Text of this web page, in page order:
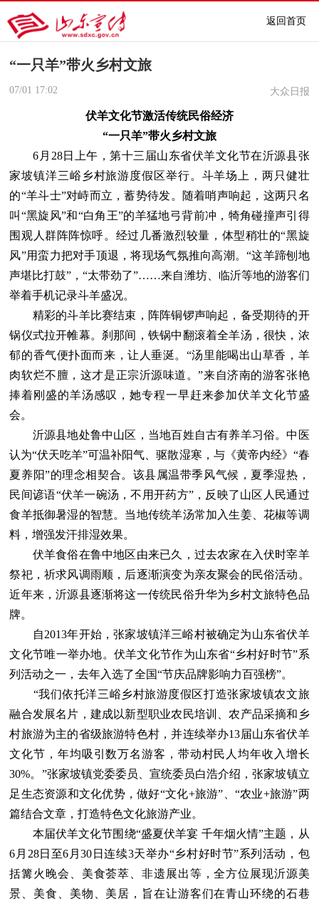
返回首页
“一只羊”带火乡村文旅
07/01 17:02 大众日报
伏羊文化节激活传统民俗经济
“一只羊”带火乡村文旅
6月28日上午，第十三届山东省伏羊文化节在沂源县张
家坡镇洋三峪乡村旅游度假区举行。斗羊场上，两只健壮
的“羊斗士”对峙而立，蓄势待发。随着哨声响起，这两只名
叫“黑旋风”和“白角王”的羊猛地弓背前冲，犄角碰撞声引得
围观人群阵阵惊呼。经过几番激烈较量，体型稍壮的“黑旋
风”用蛮力把对手顶退，将现场气氛推向高潮。“这羊蹄刨地
声堪比打鼓”，“太带劲了”……来自潍坊、临沂等地的游客们
举着手机记录斗羊盛况。
精彩的斗羊比赛结束，阵阵铜锣声响起，备受期待的开
锅仪式拉开帷幕。刹那间，铁锅中翻滚着全羊汤，很快，浓
郁的香气便扑面而来，让人垂涎。“汤里能喝出山草香，羊
肉软烂不膻，这才是正宗沂源味道。”来自济南的游客张艳
捧着刚盛的羊汤感叹，她专程一早赶来参加伏羊文化节盛
会。
沂源县地处鲁中山区，当地百姓自古有养羊习俗。中医
认为“伏天吃羊”可温补阳气、驱散湿寒，与《黄帝内经》“春
夏养阳”的理念相契合。该县属温带季风气候，夏季湿热，
民间谚语“伏羊一碗汤，不用开药方”，反映了山区人民通过
食羊抵御暑湿的智慧。当地传统羊汤常加入生姜、花椒等调
料，增强发汗排湿效果。
伏羊食俗在鲁中地区由来已久，过去农家在入伏时宰羊
祭祀，祈求风调雨顺，后逐渐演变为亲友聚会的民俗活动。
近年来，沂源县逐渐将这一传统民俗升华为乡村文旅特色品
牌。
自2013年开始，张家坡镇洋三峪村被确定为山东省伏羊
文化节唯一举办地。伏羊文化节作为山东省“乡村好时节”系
列活动之一，去年入选了全国“节庆品牌影响力百强榜”。
“我们依托洋三峪乡村旅游度假区打造张家坡镇农文旅
融合发展名片，建成以新型职业农民培训、农产品采摘和乡
村旅游为主的省级旅游特色村，并连续举办13届山东省伏羊
文化节，年均吸引数万名游客，带动村民人均年收入增长
30%。”张家坡镇党委委员、宣统委员白浩介绍，张家坡镇立
足生态资源和文化优势，做好“文化+旅游”、“农业+旅游”两
篇结合文章，打造特色文化旅游产业。
本届伏羊文化节围绕“盛夏伏羊宴 千年烟火情”主题，从
6月28日至6月30日连续3天举办“乡村好时节”系列活动，包
括篝火晚会、美食荟萃、非遗展出等，全方位展现沂源美
景、美食、美物、美居，旨在让游客们在青山环绕的石巷